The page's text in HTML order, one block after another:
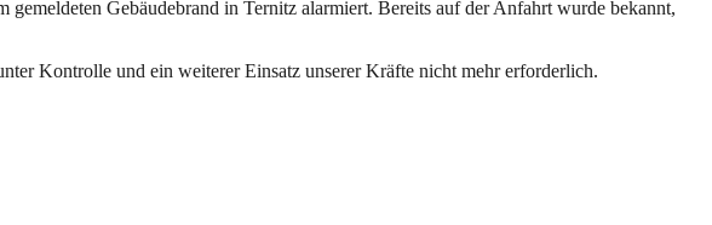
Gebäudebrand in Ternitz alarmiert. Bereits auf der Anfahrt wurde bekannt,
Kontrolle und ein weiterer Einsatz unserer Kräfte nicht mehr erforderlich.